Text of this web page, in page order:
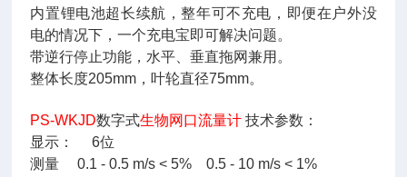
内置锂电池超长续航，整年可不充电，即便在户外没
电的情况下，一个充电宝即可解决问题。
带逆行停止功能，水平、垂直拖网兼用。
整体长度205mm，叶轮直径75mm。
PS-WKJD数字式生物网口流量计 技术参数：
显示： 6位
测量 0.1 - 0.5 m/s < 5% 0.5 - 10 m/s < 1%